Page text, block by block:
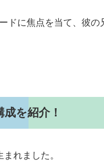
ドに焦点を当て、彼の
を紹介！
まれました。